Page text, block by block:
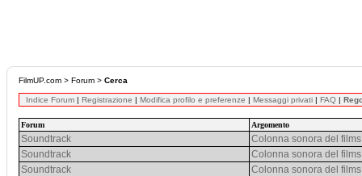
FilmUP.com > Forum > Cerca
Indice Forum | Registrazione | Modifica profilo e preferenze | Messaggi privati | FAQ |
Forum Argomento
Soundtrack
Colonna sonora del
Soundtrack
Colonna sonora del
Soundtrack
Colonna sonora del